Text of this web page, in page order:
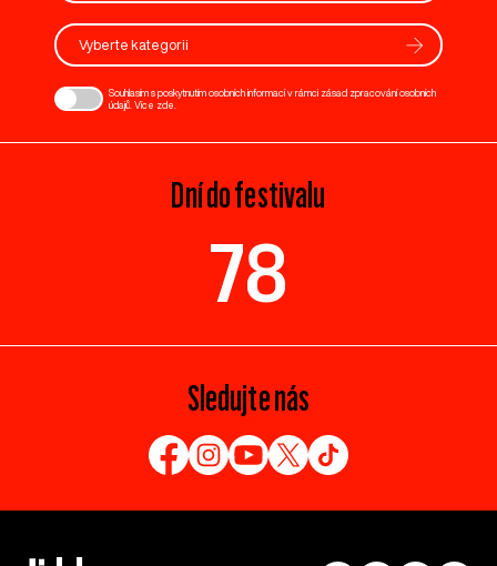
Vyberte kategorii
Souhlasím s poskytnutím osobních informací v rámci zásad zpracování osobních
údajů. Více zde
Dní do festivalu
78
Sledujte nás